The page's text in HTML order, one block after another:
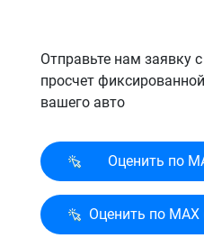
Отправьте нам заявку
просчет
вашего авто
Оценить по
Оценить по